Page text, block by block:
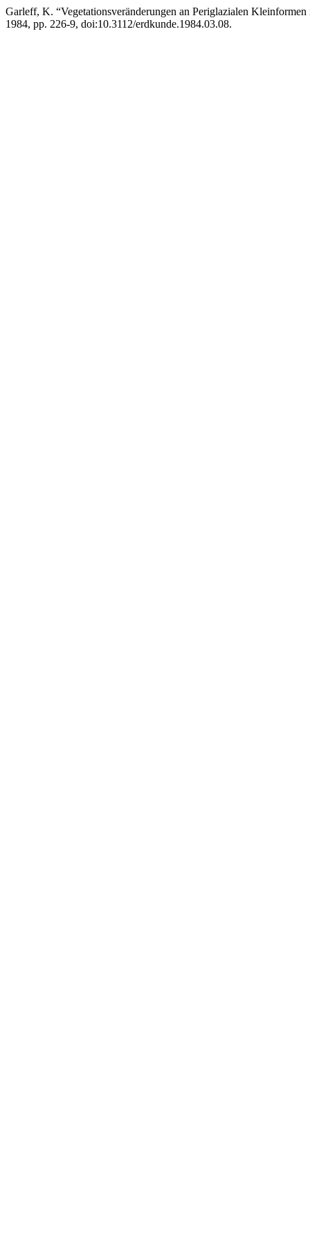
Garleff, K. “Vegetationsveränderungen an Periglazialen
1984, pp. 226-9, doi:10.3112/erdkunde.1984.03.08.